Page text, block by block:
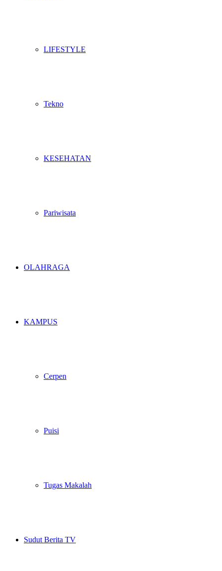
LIFESTYLE
Tekno
KESEHATAN
Pariwisata
OLAHRAGA
KAMPUS
Cerpen
Puisi
Tugas Makalah
Sudut Berita TV